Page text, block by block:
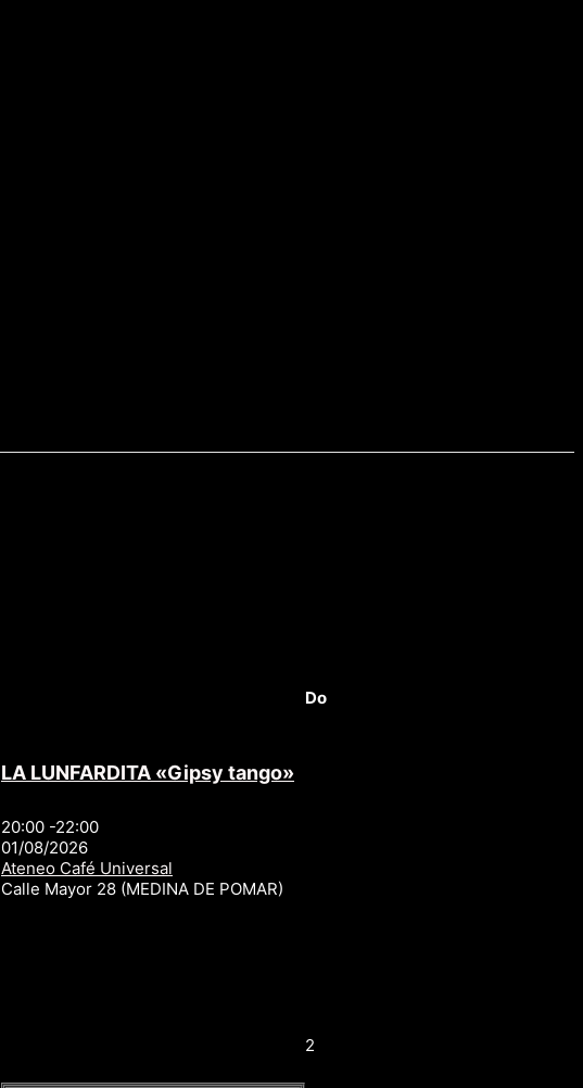
Do
LA LUNFARDITA «Gipsy tango»
20:00 -22:00
01/08/2026
Ateneo Café Universal
Calle Mayor 28 (MEDINA DE POMAR)
2